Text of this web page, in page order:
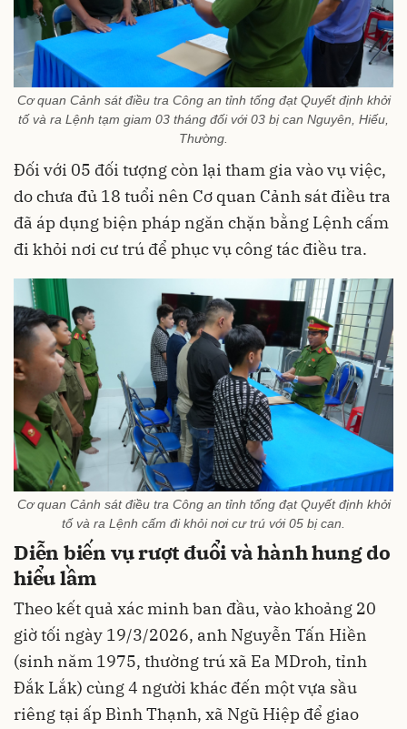
Cơ quan Cảnh sát điều tra Công an tỉnh tống đạt Quyết định khởi
tố và ra Lệnh tạm giam 03 tháng đối với 03 bị can Nguyên, Hiếu,
Thường.
Đối với 05 đối tượng còn lại tham gia vào vụ việc,
do chưa đủ 18 tuổi nên Cơ quan Cảnh sát điều tra
đã áp dụng biện pháp ngăn chặn bằng Lệnh cấm
đi khỏi nơi cư trú để phục vụ công tác điều tra.
Cơ quan Cảnh sát điều tra Công an tỉnh tống đạt Quyết định khởi
tố và ra Lệnh cấm đi khỏi nơi cư trú với 05 bị can.
Diễn biến vụ rượt đuổi và hành hung do
hiểu lầm
Theo kết quả xác minh ban đầu, vào khoảng 20
giờ tối ngày 19/3/2026, anh Nguyễn Tấn Hiền
(sinh năm 1975, thường trú xã Ea MDroh, tỉnh
Đắk Lắk) cùng 4 người khác đến một vựa sầu
riêng tại ấp Bình Thạnh, xã Ngũ Hiệp để giao